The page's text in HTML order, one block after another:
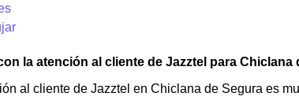
la atención al cliente de Jazztel para Chiclana
al cliente de Jazztel en Chiclana de Segura es